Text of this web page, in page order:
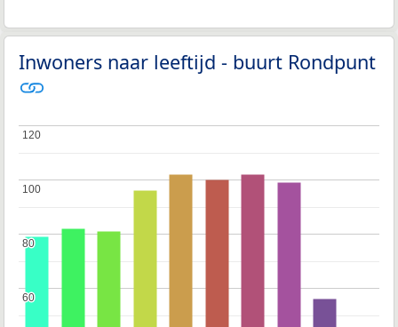
Inwoners naar leeftijd - buurt Rondpunt
60
60
80
80
100
100
120
120